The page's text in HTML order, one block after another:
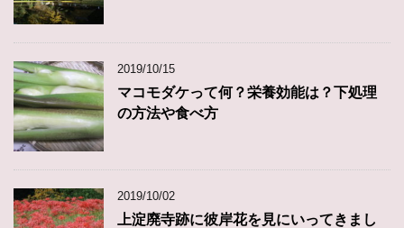
2019/10/15
マコモダケって何？栄養効能は？下処理
の方法や食べ方
2019/10/02
上淀廃寺跡に彼岸花を見にいってきまし